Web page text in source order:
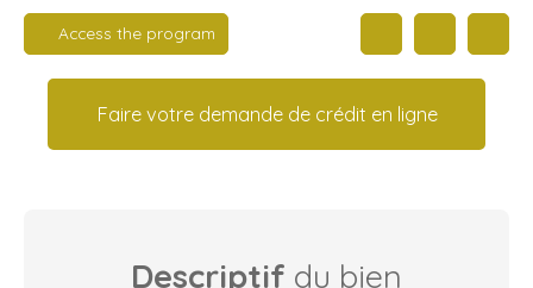
Access the program
Faire votre demande de crédit en ligne
Descriptif du bien